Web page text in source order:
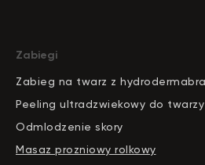
Zabiegi
Zabieg na twarz z
Peeling ultradzwiekowy do twarzy
Odmlodzenie skory
Masaz prozniowy rolkowy